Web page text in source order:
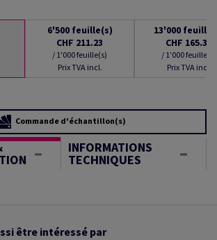
6'500 feuille(s)
CHF 211.23
/ 1'000 feuille(s)
Prix TVA incl.
13'000
CHF 165.39
/ 1'000 feuille(s)
Prix TVA incl.
Commande d'échantillon(s)
INFORMATIONS
TECHNIQUES
être intéressé par